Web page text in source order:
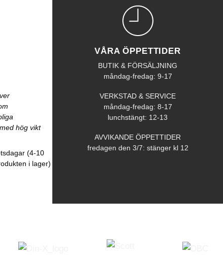
hög vikt
(4-10
i lager)
VÅRA ÖPPETTIDER
BUTIK & FÖRSÄLJNING
måndag-fredag: 9-17
VERKSTAD & SERVICE
måndag-fredag: 8-17
lunchstängt: 12-13
AVVIKANDE ÖPPETTIDER
fredagen den 3/7: stänger kl 12